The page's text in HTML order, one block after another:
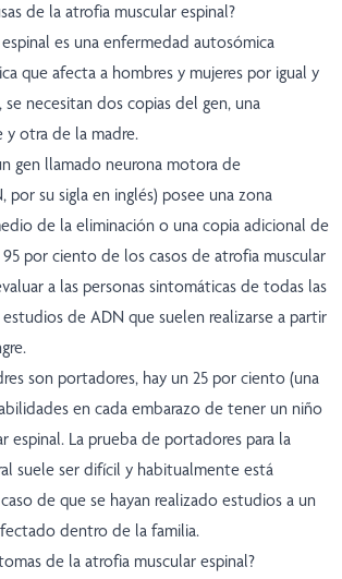
de la atrofia muscular espinal?
es una enfermedad autosómica
que afecta a hombres y mujeres por igual y
se necesitan dos copias del gen, una
y otra de la madre.
gen llamado neurona motora de
por su sigla en inglés) posee una zona
de la eliminación o una copia adicional de
por ciento de los casos de atrofia muscular
a las personas sintomáticas de todas las
de ADN que suelen realizarse a partir
son portadores, hay un 25 por ciento (una
en cada embarazo de tener un niño
espinal. La prueba de portadores para la
suele ser difícil y habitualmente está
de que se hayan realizado estudios a un
dentro de la familia.
de la atrofia muscular espinal?